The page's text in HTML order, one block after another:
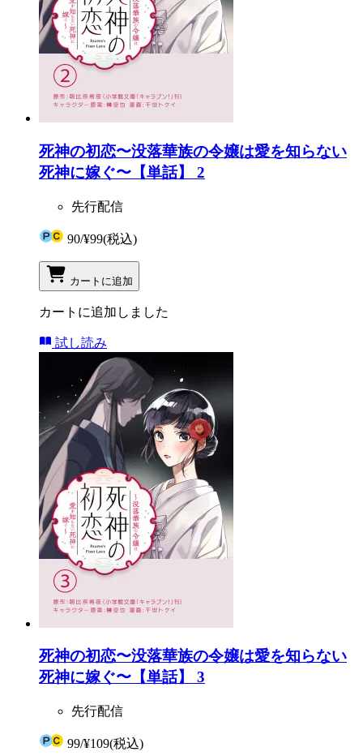
死神の初恋〜没落華族の令嬢は愛を知らない
死神に嫁ぐ〜【単話】 2
先行配信
90/¥99(税込)
カートに追加
カートに追加しました
試し読み
死神の初恋〜没落華族の令嬢は愛を知らない
死神に嫁ぐ〜【単話】 3
先行配信
99/¥109(税込)